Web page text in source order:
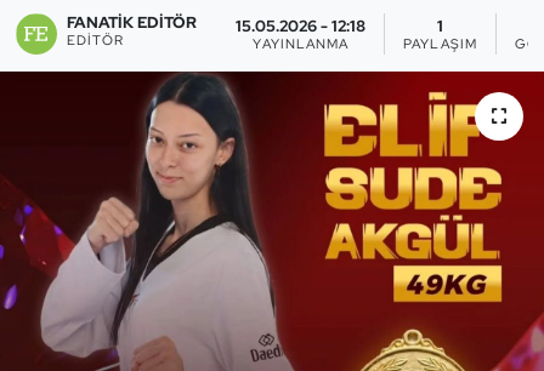
FANATIK EDITÖR
EDITÖR
15.05.2026 - 12:18
YAYINLANMA
1
PAYLAŞIM
Briç
Buz Hokeyi
Buz Pateni
Çim Hokeyi
Cimnastik
Curling